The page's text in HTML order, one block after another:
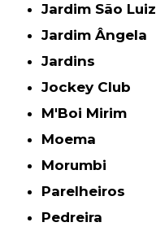
Jardim São Luiz
Jardim Ângela
Jardins
Jockey Club
M'Boi Mirim
Moema
Morumbi
Parelheiros
Pedreira